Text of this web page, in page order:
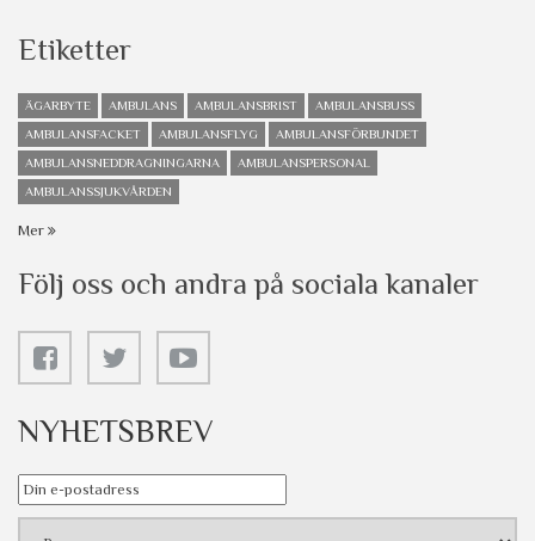
Etiketter
ÄGARBYTE AMBULANS AMBULANSBRIST
AMBULANSBUSS
AMBULANSFACKET
AMBULANSFLYG
AMBULANSFÖRBUNDET
AMBULANSNEDDRAGNINGARNA
AMBULANSPERSONAL
AMBULANSSJUKVÅRDEN
Mer
Följ oss och andra på sociala kanaler
NYHETSBREV